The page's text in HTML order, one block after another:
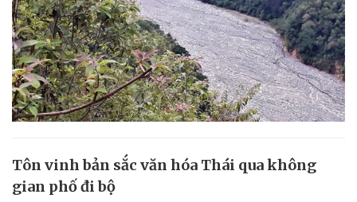
Tôn vinh bản sắc văn hóa Thái qua không
gian phố đi bộ